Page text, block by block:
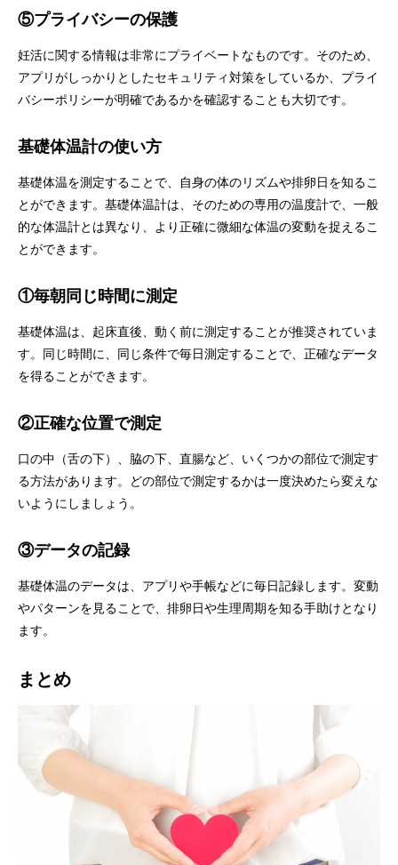
⑤プライバシーの保護
妊活に関する情報は非常にプライベートなものです。そのため、
アプリがしっかりとしたセキュリティ対策をしているか、プライ
バシーポリシーが明確であるかを確認することも大切です。
基礎体温計の使い方
基礎体温を測定することで、自身の体のリズムや排卵日を知るこ
とができます。基礎体温計は、そのための専用の温度計で、一般
的な体温計とは異なり、より正確に微細な体温の変動を捉えるこ
とができます。
①毎朝同じ時間に測定
基礎体温は、起床直後、動く前に測定することが推奨されていま
す。同じ時間に、同じ条件で毎日測定することで、正確なデータ
を得ることができます。
②正確な位置で測定
口の中（舌の下）、脇の下、直腸など、いくつかの部位で測定す
る方法があります。どの部位で測定するかは一度決めたら変えな
いようにしましょう。
③データの記録
基礎体温のデータは、アプリや手帳などに毎日記録します。変動
やパターンを見ることで、排卵日や生理周期を知る手助けとなり
ます。
まとめ